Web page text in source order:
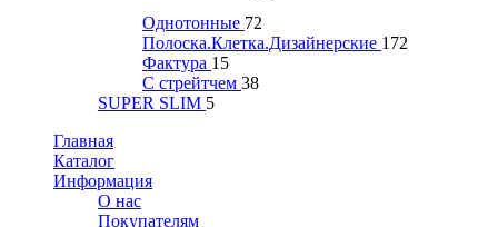
Однотонные 72
Полоска.Клетка.Дизайнерские 172
Фактура 15
С стрейтчем 38
SUPER SLIM 5
Главная
Каталог
Информация
О нас
Покупателям